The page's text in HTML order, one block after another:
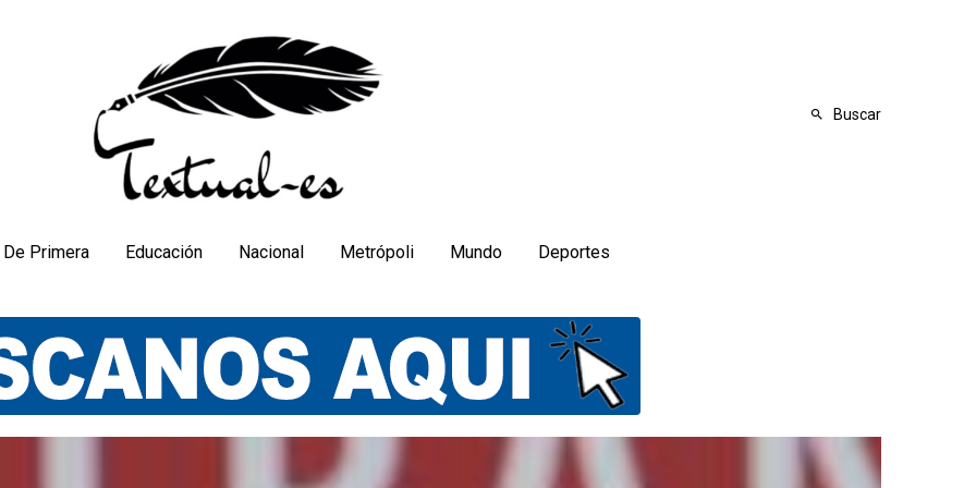
Buscar
De Primera Educación Nacional Metrópoli Mundo Deportes